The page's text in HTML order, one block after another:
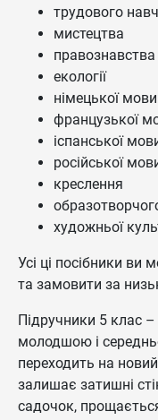
трудового
мистецтва
правознавства
екології
німецької мови
французької
іспанської
російської
креслення
художньої
Усі ці посібники ви
та замовити за
Підручники 5 клас
молодшою і
переходить на
залишає затишні
садочок,